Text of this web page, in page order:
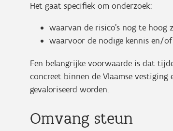
Het gaat specifiek om onderzoek:
waarvan de risico's nog te hoog
waarvoor de nodige kennis en/
Een belangrijke voorwaarde is dat
concreet binnen de Vlaamse
gevaloriseerd worden.
Omvang steun